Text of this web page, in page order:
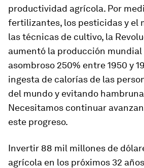
productividad agrícola. Por
fertilizantes, los pesticidas y el
las técnicas de cultivo, la
aumentó la producción mundial
asombroso 250% entre 1950 y
ingesta de calorías de las
del mundo y evitando
Necesitamos continuar
este progreso.
Invertir 88 mil millones de
agrícola en los próximos 32